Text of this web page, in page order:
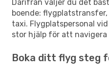
Därifrån väljer du det
boende:
taxi. Flygplatspersonal
stor hjälp för att navigera
Boka ditt flyg steg